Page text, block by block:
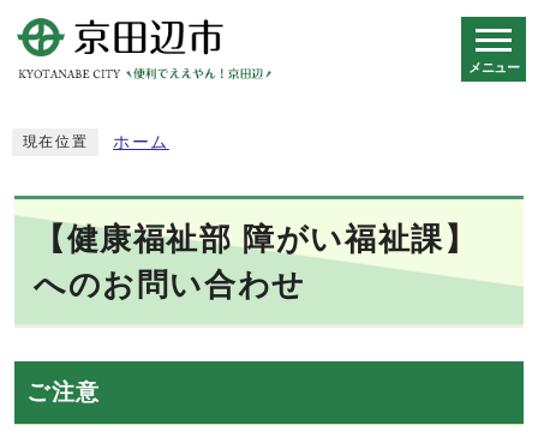
メニュー
現在位置 ホーム
【健康福祉部 障がい福祉課】
へのお問い合わせ
ご注意